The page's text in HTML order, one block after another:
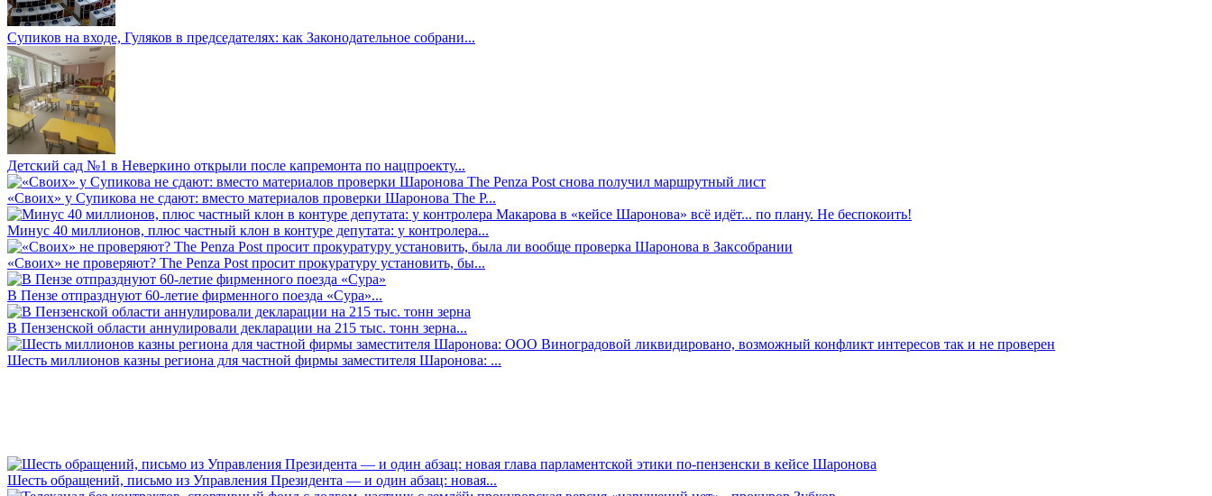
Супиков на входе, Гуляков в председателях: как Законодательное собрани...
Детский сад №1 в Неверкино открыли после капремонта по нацпроекту...
«Своих» у Супикова не сдают: вместо материалов проверки Шаронова The P...
Минус 40 миллионов, плюс частный клон в контуре депутата: у контролера...
«Своих» не проверяют? The Penza Post просит прокуратуру установить, бы...
В Пензе отпразднуют 60-летие фирменного поезда «Сура»...
В Пензенской области аннулировали декларации на 215 тыс. тонн зерна...
Шесть миллионов казны региона для частной фирмы заместителя Шаронова: ...
Шесть обращений, письмо из Управления Президента — и один абзац: новая...